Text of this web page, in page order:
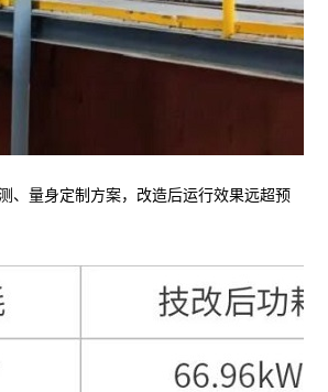
、量身定制方案，改造后运行效果远超预